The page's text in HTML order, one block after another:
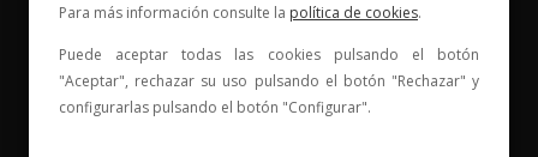
Para más información consulte la política de cookies.
Puede aceptar todas las cookies pulsando el botón
"Aceptar", rechazar su uso pulsando el botón "Rechazar" y
configurarlas pulsando el botón "Configurar".